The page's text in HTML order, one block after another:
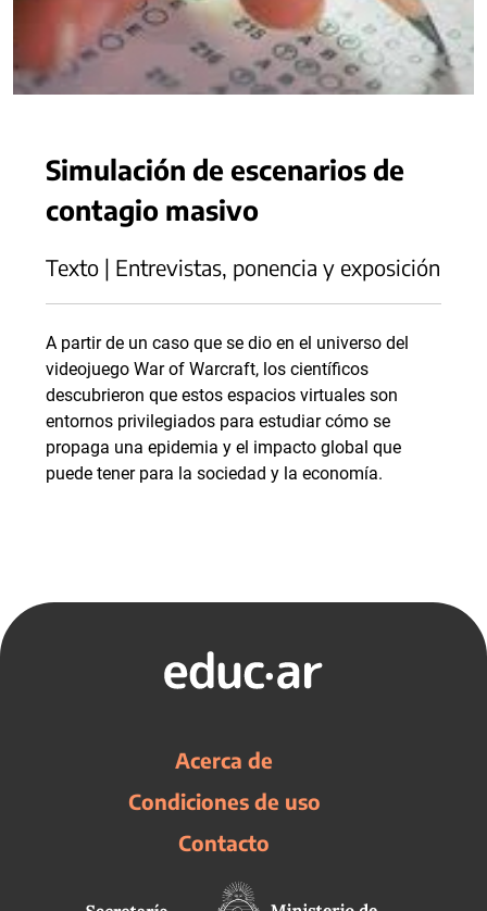
Simulación de escenarios de
contagio masivo
Texto | Entrevistas, ponencia y exposición
A partir de un caso que se dio en el universo del
videojuego War of Warcraft, los científicos
descubrieron que estos espacios virtuales son
entornos privilegiados para estudiar cómo se
propaga una epidemia y el impacto global que
puede tener para la sociedad y la economía.
Acerca de
Condiciones de uso
Contacto